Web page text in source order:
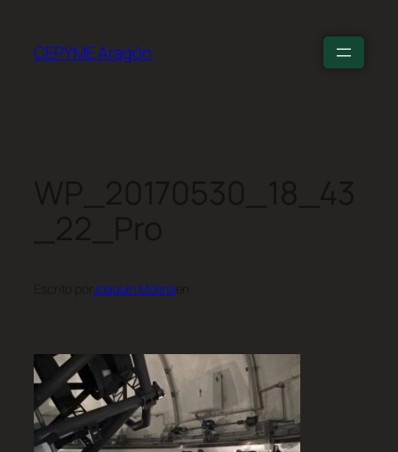
CEPYME Aragón
Joaquín Molina